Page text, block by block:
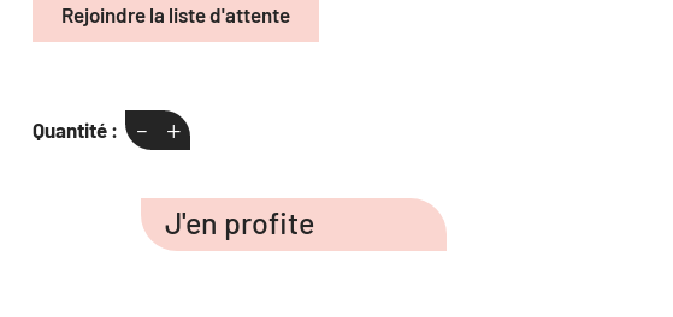
Rejoindre la liste d'attente
Quantité :
quantité
- +
J'en profite